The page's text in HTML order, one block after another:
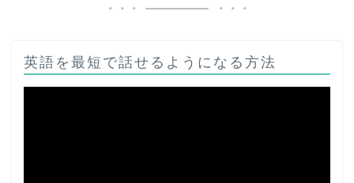
英語を最短で話せるようになる方法